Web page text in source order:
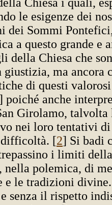
le esigenze dei
dei Sommi
a questo grande e
Chiesa che
ma ancora
di questi
] poiché anche
Girolamo, talvolta
nei loro tentativi
difficoltà. [2] Si badi
i limiti
nella polemica, di
e le tradizioni
senza il rispetto